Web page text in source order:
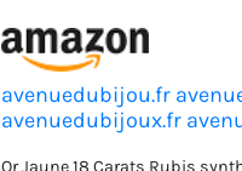
avenuedubijou.fr
avenuedubijoux.fr
Or Jaune 18 Carats Rubis